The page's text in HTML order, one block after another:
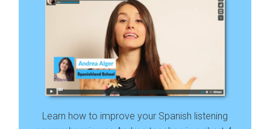
Learn how to improve your Spanish listening